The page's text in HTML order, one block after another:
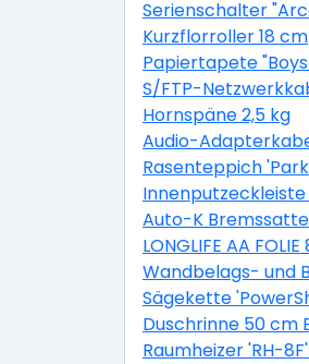
Serienschalter
Kurzflorroller 18 cm
Papiertapete
S/FTP-
Hornspäne 2,5 kg
Audio-
Rasenteppich
Innenputzeckleiste
Auto-K
LONGLIFE AA
Wandbelags- und
Sägekette
Duschrinne 50 cm
Raumheizer 'RH-